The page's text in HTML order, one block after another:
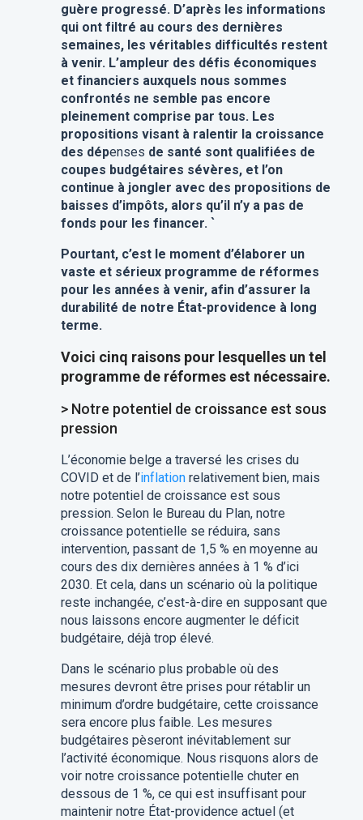
guère progressé. D’après les informations
qui ont filtré au cours des dernières
semaines, les véritables difficultés restent
à venir. L’ampleur des défis économiques
et financiers auxquels nous sommes
confrontés ne semble pas encore
pleinement comprise par tous. Les
propositions visant à ralentir la croissance
des dépenses de santé sont qualifiées de
coupes budgétaires sévères, et l’on
continue à jongler avec des propositions de
baisses d’impôts, alors qu’il n’y a pas de
fonds pour les financer. `
Pourtant, c’est le moment d’élaborer un
vaste et sérieux programme de réformes
pour les années à venir, afin d’assurer la
durabilité de notre État-providence à long
terme.
Voici cinq raisons pour lesquelles un tel
programme de réformes est nécessaire.
> Notre potentiel de croissance est sous
pression
L’économie belge a traversé les crises du
COVID et de l’inflationrelativement bien, mais
notre potentiel de croissance est sous
pression. Selon le Bureau du Plan, notre
croissance potentielle se réduira, sans
intervention, passant de 1,5 % en moyenne au
cours des dix dernières années à 1 % d’ici
2030. Et cela, dans un scénario où la politique
reste inchangée, c’est-à-dire en supposant que
nous laissons encore augmenter le déficit
budgétaire, déjà trop élevé.
Dans le scénario plus probable où des
mesures devront être prises pour rétablir un
minimum d’ordre budgétaire, cette croissance
sera encore plus faible. Les mesures
budgétaires pèseront inévitablement sur
l’activité économique. Nous risquons alors de
voir notre croissance potentielle chuter en
dessous de 1 %, ce qui est insuffisant pour
maintenir notre État-providence actuel (et